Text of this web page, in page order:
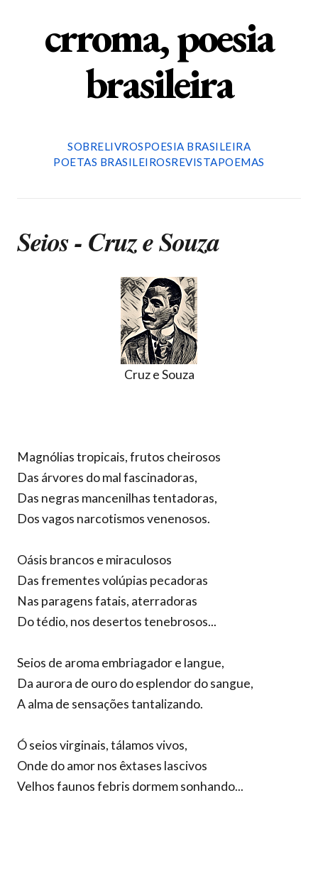
crroma, poesia
brasileira
SOBRELIVROSPOESIA BRASILEIRA
POETAS BRASILEIROSREVISTAPOEMAS
Seios - Cruz e Souza
Cruz e Souza
Magnólias tropicais, frutos cheirosos
Das árvores do mal fascinadoras,
Das negras mancenilhas tentadoras,
Dos vagos narcotismos venenosos.
Oásis brancos e miraculosos
Das frementes volúpias pecadoras
Nas paragens fatais, aterradoras
Do tédio, nos desertos tenebrosos...
Seios de aroma embriagador e langue,
Da aurora de ouro do esplendor do sangue,
A alma de sensações tantalizando.
Ó seios virginais, tálamos vivos,
Onde do amor nos êxtases lascivos
Velhos faunos febris dormem sonhando...